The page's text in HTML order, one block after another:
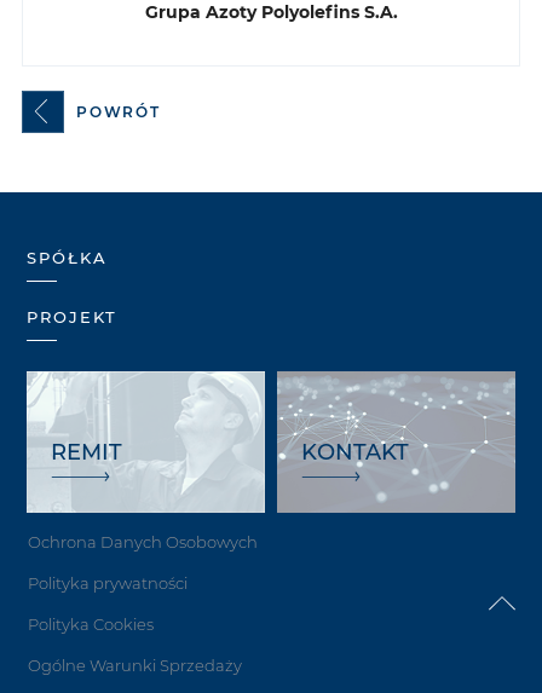
Grupa Azoty Polyolefins S.A.
POWRÓT
SPÓŁKA
PROJEKT
REMIT KONTAKT
Ochrona Danych Osobowych
Polityka prywatności
Polityka Cookies
Ogólne Warunki Sprzedaży